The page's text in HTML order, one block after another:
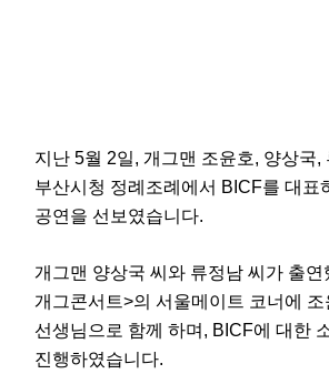
지난 5월 2일, 개그맨 조윤호, 양상국,
부산시청 정례조례에서 BICF를 대표
공연을 선보였습니다.
개그맨 양상국 씨와 류정남 씨가 출연
개그콘서트>의 서울메이트 코너에 조
선생님으로 함께 하며, BICF에 대한
진행하였습니다.